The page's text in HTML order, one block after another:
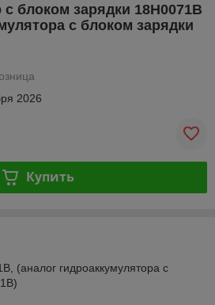
блоком зарядки 18H0071B
с блоком зарядки
2026
Купить
(аналог гидроаккумулятора с